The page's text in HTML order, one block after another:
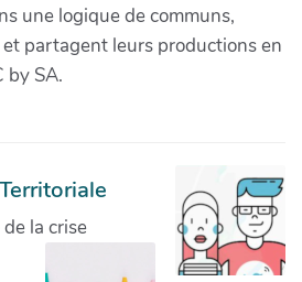
une logique de communs,
partagent leurs productions en
by SA.
la crise